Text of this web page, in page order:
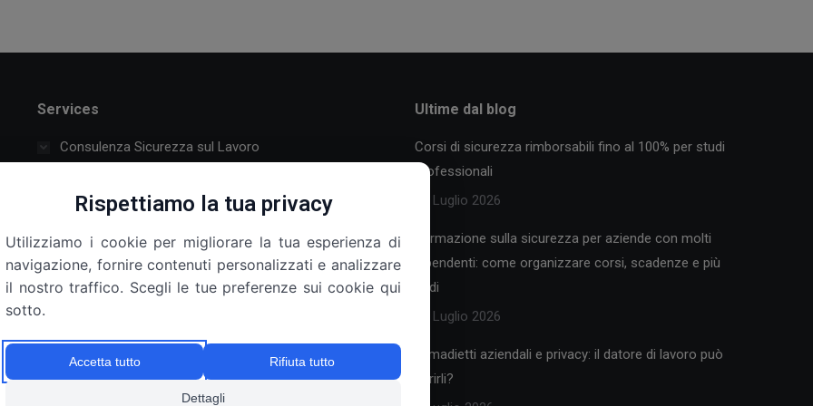
Services
Consulenza Sicurezza sul Lavoro
rischio associati alle differenti mansioni svolte in
migliorare le condizioni di lavoro.
Formazione
Consulenza Privacy
Ultime dal blog
Corsi di sicurezza rimborsabili fino al 100% per studi
professionali
30 Luglio 2026
Formazione sulla sicurezza per aziende con molti
dipendenti: come organizzare corsi, scadenze e più
sedi
25 Luglio 2026
Armadietti aziendali e privacy: il datore di lavoro può
aprirli?
Rispettiamo la tua privacy
Utilizziamo i cookie per migliorare la tua esperienza di
navigazione, fornire contenuti personalizzati e analizzare
il nostro traffico. Scegli le tue preferenze sui cookie qui
sotto.
Accetta tutto Rifiuta tutto
Dettagli